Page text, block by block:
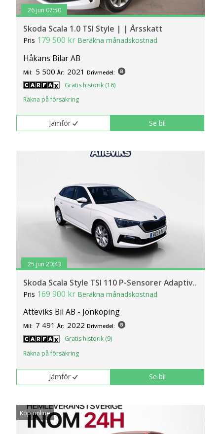
26 jun 07:50
Skoda Scala 1.0 TSI Style | | Årsskatt
Pris 179 500 kr Beräkna månadskostnad
Håkans Bilar AB
Mil: 5 500 År: 2021 Drivmedel:
Gratis historik (16)
Räkna på försäkring
Jämför Se bil
25 jun 20:43
Skoda Scala Style TSI 110 P-Sensorer Adaptiv..
Pris 169 900 kr Beräkna månadskostnad
Atteviks Bil AB - Jönköping
Mil: 7 491 År: 2022 Drivmedel:
Gratis historik (9)
Räkna på försäkring
Jämför Se bil
Köp online